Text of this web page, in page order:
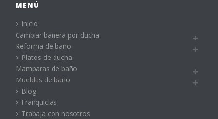
MENÚ
Inicio
Cambiar bañera por ducha
Reforma de baño
Platos de ducha
Mamparas de baño
Muebles de baño
Blog
Franquicias
Trabaja con nosotros